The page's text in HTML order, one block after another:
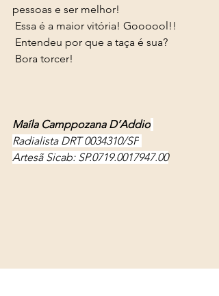
pessoas e ser melhor!
Essa é a maior vitória! Goooool!!
Entendeu por que a taça é sua?
Bora torcer!
Maíla Camppozana D’Addio
Radialista DRT 0034310/SP
Artesã Sicab: SP.0719.0017947.00